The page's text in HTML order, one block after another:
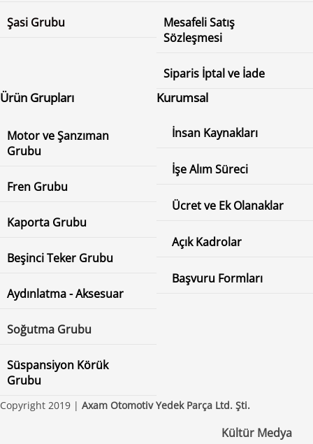
Şasi Grubu
Mesafeli Satış
Sözleşmesi
Siparis İptal ve İade
Ürün Grupları
Motor ve Şanzıman
Grubu
Fren Grubu
Kaporta Grubu
Beşinci Teker Grubu
Aydınlatma - Aksesuar
Soğutma Grubu
Süspansiyon Körük
Grubu
Kurumsal
İnsan Kaynakları
İşe Alım Süreci
Ücret ve Ek Olanaklar
Açık Kadrolar
Başvuru Formları
Copyright 2019 | Axam Otomotiv Yedek Parça Ltd. Şti.
Kültür Medya